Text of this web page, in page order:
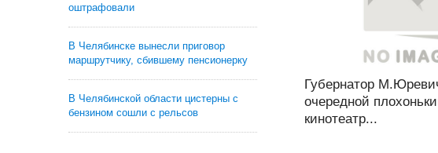
оштрафовали
В Челябинске вынесли приговор
маршрутчику, сбившему пенсионерку
В Челябинской области цистерны с
бензином сошли с рельсов
Губернатор
очередной
кинотеатр...